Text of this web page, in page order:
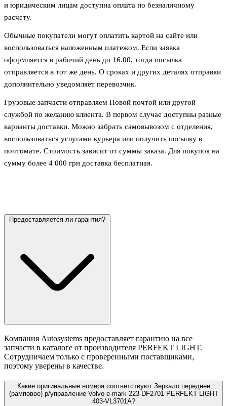
и юридическим лицам доступна оплата по безналичному
расчету.
Обычные покупатели могут оплатить картой на сайте или
воспользоваться наложенным платежом. Если заявка
оформляется в рабочий день до 16.00, тогда посылка
отправляется в тот же день. О сроках и других деталях отправки
дополнительно уведомляет перевозчик.
Грузовые запчасти отправляем Новой почтой или другой
службой по желанию клиента. В первом случае доступны разные
варианты доставки. Можно забрать самовывозом с отделения,
воспользоваться услугами курьера или получить посылку в
почтомате. Стоимость зависит от суммы заказа. Для покупок на
сумму более 4 000 грн доставка бесплатная.
Предоставляется ли гарантия?
Компания Autosystems предоставляет гарантию на все
запчасти в каталоге от производителя PERFEKT LIGHT.
Сотрудничаем только с проверенными поставщиками,
поэтому уверены в качестве.
Какие оригинальные номера соответствуют Зеркало переднее
(рамповое) р/управление Volvo e-mark 223-DF2701 PERFEKT LIGHT
403-VL3701A?